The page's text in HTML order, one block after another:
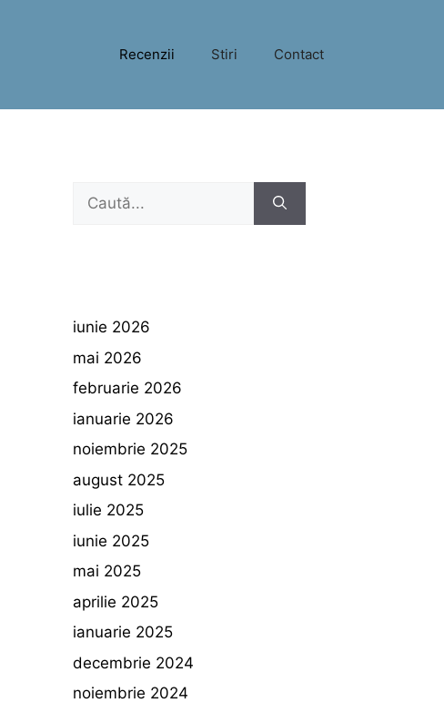
Recenzii Stiri Contact
Caută
iunie 2026
mai 2026
februarie 2026
ianuarie 2026
noiembrie 2025
august 2025
iulie 2025
iunie 2025
mai 2025
aprilie 2025
ianuarie 2025
decembrie 2024
noiembrie 2024